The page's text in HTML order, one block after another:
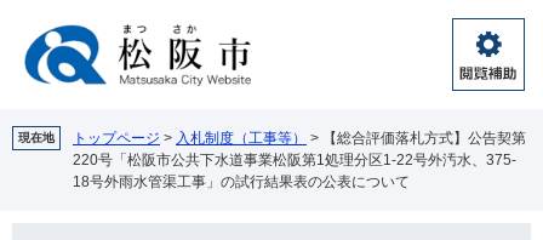
閲
覧
助
現在地 トップページ > 入札制度（工事等） >
【総合評価落札方式】公告契第
220号「松阪市公共下水道事業松阪第1処理分区1-22号外汚水、375-
18号外雨水管渠工事」の試行結果表の公表について